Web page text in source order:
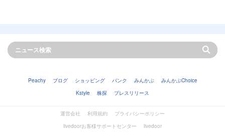
Peachy ブログ ショッピング バンク みんかぶ
みんかぶChoice
Kstyle
株探 プレスリリース
運営会社 利用規約
プライバシーポリシー
livedoorお客様サポートセンター
livedoor